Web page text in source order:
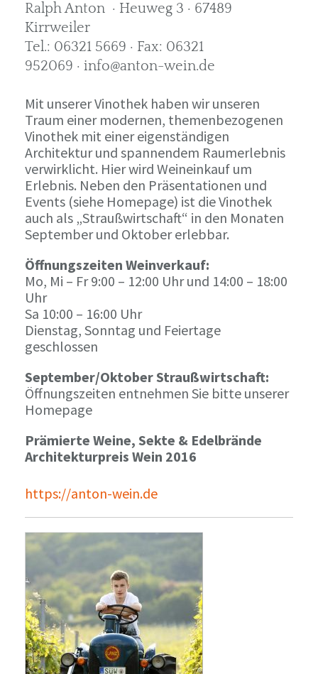
Ralph Anton · Heuweg 3 · 67489
Kirrweiler
Tel.: 06321 5669 · Fax: 06321
952069 · info@anton-wein.de
Mit unserer Vinothek haben wir unseren
Traum einer modernen, themenbezogenen
Vinothek mit einer eigenständigen
Architektur und spannendem Raumerlebnis
verwirklicht. Hier wird Weineinkauf um
Erlebnis. Neben den Präsentationen und
Events (siehe Homepage) ist die Vinothek
auch als „Straußwirtschaft“ in den Monaten
September und Oktober erlebbar.
Öffnungszeiten Weinverkauf:
Mo, Mi – Fr 9:00 – 12:00 Uhr und 14:00 – 18:00
Uhr
Sa 10:00 – 16:00 Uhr
Dienstag, Sonntag und Feiertage
geschlossen
September/Oktober Straußwirtschaft:
Öffnungszeiten entnehmen Sie bitte unserer
Homepage
Prämierte Weine, Sekte & Edelbrände
Architekturpreis Wein 2016
https://anton-wein.de